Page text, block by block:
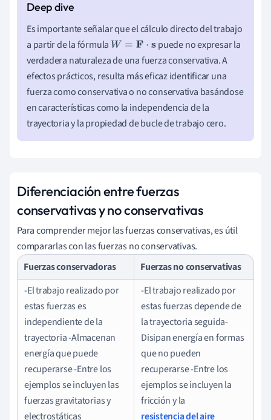
Es importante señalar que el cálculo directo del trabajo
a partir de la fórmula W= F⋅s
puede no expresar la
verdadera naturaleza de una fuerza conservativa. A
efectos prácticos, resulta más eficaz identificar una
fuerza como conservativa o no conservativa basándose
en características como la independencia de la
trayectoria y la propiedad de bucle de trabajo cero.
Diferenciación entre fuerzas
conservativas y no conservativas
Para comprender mejor las fuerzas conservativas, es útil
compararlas con las fuerzas no conservativas.
Fuerzas conservadoras
Fuerzas no conservativas
-El trabajo realizado por
estas fuerzas es
independiente de la
trayectoria -Almacenan
energía que puede
recuperarse -Entre los
ejemplos se incluyen las
fuerzas gravitatorias y
electrostáticas
-El trabajo realizado por
estas fuerzas depende de
la trayectoria seguida-
Disipan energía en formas
que no pueden
recuperarse -Entre los
ejemplos se incluyen la
fricción y la
resistencia del aire